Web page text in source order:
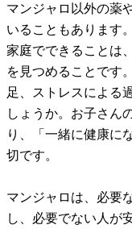
マンジャロ以外の薬
いることもあります。
家庭でできることは
を見つめることです
足、ストレスによる
しょうか。お子さん
り、「一緒に健康に
切です。
マンジャロは、必要
し、必要でない人が